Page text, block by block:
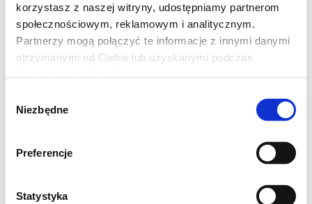
korzystasz z naszej witryny, udostępniamy partnerom
społecznościowym, reklamowym i analitycznym.
Partnerzy mogą połączyć te informacje z innymi danymi
otrzymanymi od Ciebie lub uzyskanymi podczas
zgody
Niezbędne
Preferencje
Statystyka